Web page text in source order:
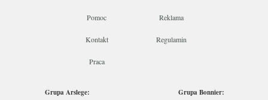
Pomoc Reklama
Kontakt Regulamin
Praca
Grupa Arslege:
Grupa Bonnier: